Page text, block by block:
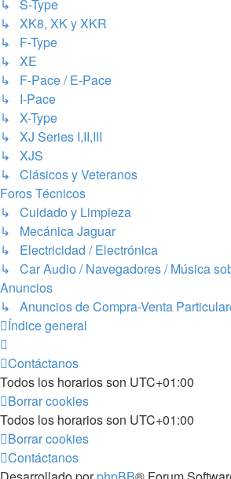
↳ S-Type
↳ XK8, XK y XKR
↳ F-Type
↳ XE
↳ F-Pace / E-Pace
↳ I-Pace
↳ X-Type
↳ XJ Series I,II,III
↳ XJS
↳ Clásicos y Veteranos
Foros Técnicos
↳ Cuidado y Limpieza
↳ Mecánica Jaguar
↳ Electricidad / Electrónica
↳ Car Audio / Navegadores / Música
Anuncios
↳ Anuncios de Compra-Venta
Índice general
Contáctanos
Todos los horarios son UTC+01:00
Borrar cookies
Todos los horarios son UTC+01:00
Borrar cookies
Contáctanos